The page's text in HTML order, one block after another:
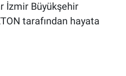
İzmir Büyükşehir
tarafından hayata